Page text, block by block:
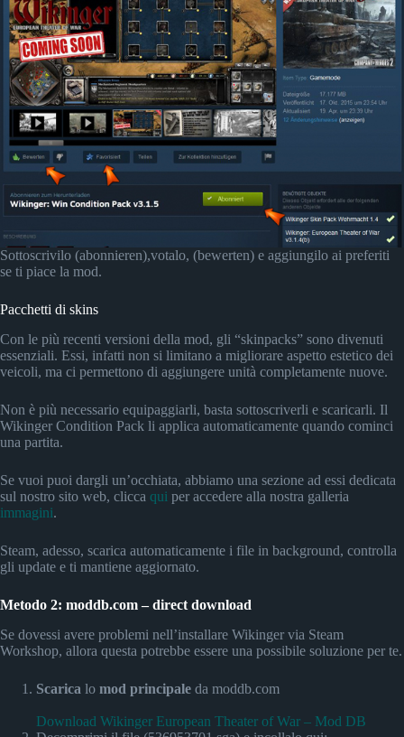
Sottoscrivilo (abonnieren),votalo, (bewerten) e aggiungilo ai preferiti
se ti piace la mod.
Pacchetti di skins
Con le più recenti versioni della mod, gli “skinpacks” sono divenuti
essenziali. Essi, infatti non si limitano a migliorare aspetto estetico dei
veicoli, ma ci permettono di aggiungere unità completamente nuove.
Non è più necessario equipaggiarli, basta sottoscriverli e scaricarli. Il
Wikinger Condition Pack li applica automaticamente quando cominci
una partita.
Se vuoi puoi dargli un’occhiata, abbiamo una sezione ad essi dedicata
sul nostro sito web, clicca qui per accedere alla nostra galleria
immagini.
Steam, adesso, scarica automaticamente i file in background, controlla
gli update e ti mantiene aggiornato.
Metodo 2: moddb.com – direct download
Se dovessi avere problemi nell’installare Wikinger via Steam
Workshop, allora questa potrebbe essere una possibile soluzione per te.
Scarica lo mod principale da moddb.com
Download Wikinger European Theater of War – Mod DB